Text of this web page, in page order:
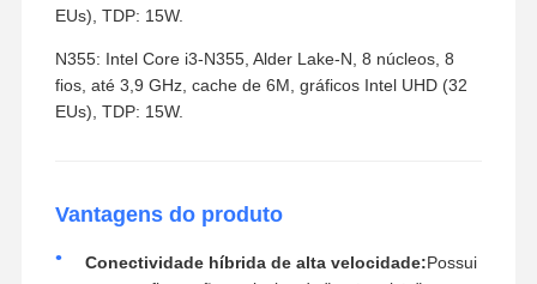
EUs), TDP: 15W.
N355: Intel Core i3-N355, Alder Lake-N, 8 núcleos, 8
fios, até 3,9 GHz, cache de 6M, gráficos Intel UHD (32
EUs), TDP: 15W.
Vantagens do produto
Conectividade híbrida de alta velocidade:Possui